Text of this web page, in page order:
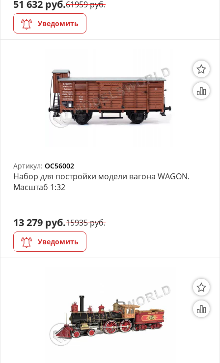
51 632 руб.61959 руб.
Уведомить
Артикул: OC56002
Набор для постройки модели вагона WAGON.
Масштаб 1:32
13 279 руб.15935 руб.
Уведомить